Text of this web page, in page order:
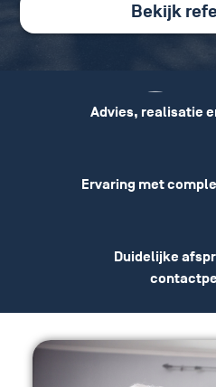
Bekijk
Advies, realisatie
Ervaring met
Duidelijke